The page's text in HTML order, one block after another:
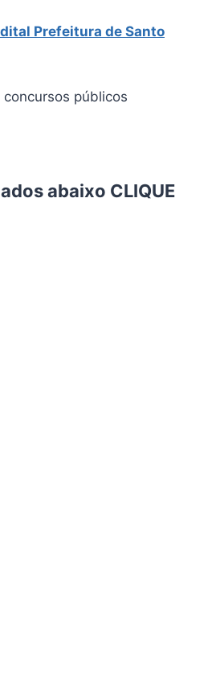
Prefeitura de Santo
públicos
abaixo CLIQUE